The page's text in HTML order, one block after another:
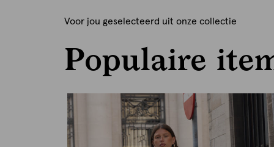
Voor jou geselecteerd uit onze collectie
Populaire